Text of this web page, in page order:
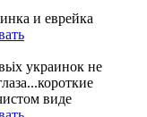
и еврейка
украинок не
виде